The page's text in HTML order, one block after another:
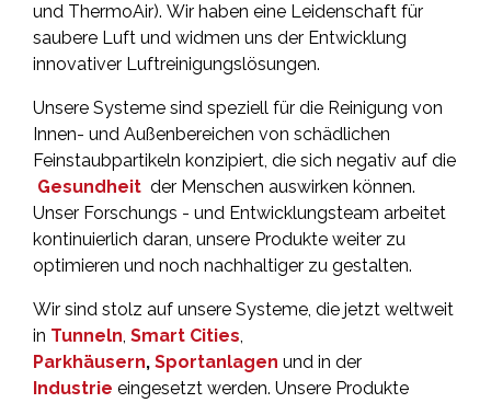
und ThermoAir). Wir haben eine Leidenschaft für
saubere Luft und widmen uns der Entwicklung
innovativer Luftreinigungslösungen.
Unsere Systeme sind speziell für die Reinigung von
Innen- und Außenbereichen von schädlichen
Feinstaubpartikeln konzipiert, die sich negativ auf die
Gesundheit der Menschen auswirken können.
Unser Forschungs - und Entwicklungsteam arbeitet
kontinuierlich daran, unsere Produkte weiter zu
optimieren und noch nachhaltiger zu gestalten.
Wir sind stolz auf unsere Systeme, die jetzt weltweit
in Tunneln, Smart Cities,
Parkhäusern, Sportanlagen und in der
Industrie eingesetzt werden. Unsere Produkte